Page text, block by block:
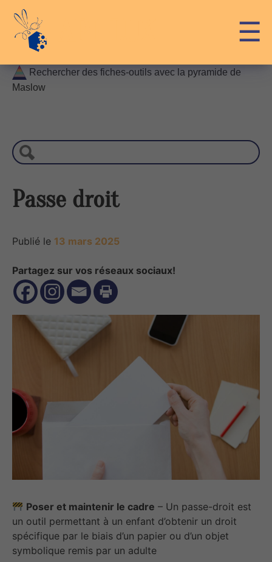
content
☰
Rechercher des fiches-outils avec la pyramide de
Maslow
c
h
r
c
Passe droit
Publié le 13 mars 2025
Partagez sur vos réseaux sociaux!
Poser et maintenir le cadre – Un passe-droit est
un outil permettant à un enfant d’obtenir un droit
spécifique par le biais d’un papier ou d’un objet
symbolique remis par un adulte